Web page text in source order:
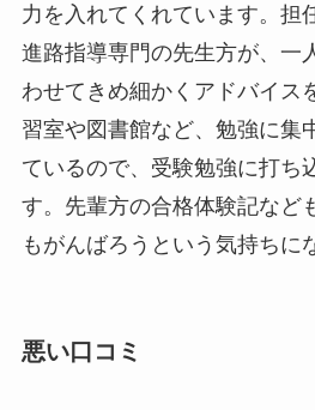
力を入れてくれています。担
進路指導専門の先生方が、一
わせてきめ細かくアドバイス
習室や図書館など、勉強に集
ているので、受験勉強に打ち
す。先輩方の合格体験記など
もがんばろうという気持ちに
悪い口コミ